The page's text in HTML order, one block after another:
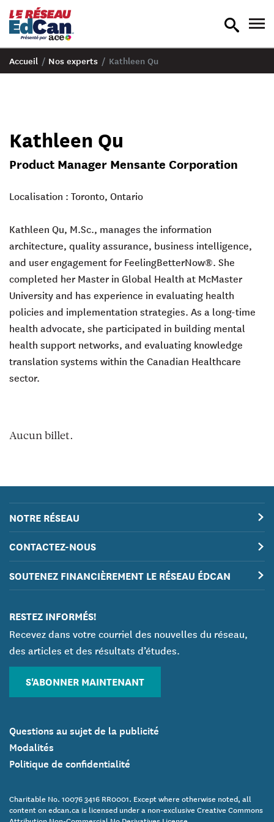
recherche
Accueil / Nos experts / Kathleen Qu
Kathleen Qu
Product Manager Mensante Corporation
Localisation : Toronto, Ontario
Kathleen Qu, M.Sc., manages the information
architecture, quality assurance, business intelligence,
and user engagement for FeelingBetterNow®. She
completed her Master in Global Health at McMaster
University and has experience in evaluating health
policies and implementation strategies. As a long-time
health advocate, she participated in building mental
health support networks, and evaluating knowledge
translation systems within the Canadian Healthcare
sector.
Aucun billet.
NOTRE RÉSEAU
CONTACTEZ-NOUS
SOUTENEZ FINANCIÈREMENT LE RÉSEAU ÉDCAN
RESTEZ INFORMÉS!
Recevez dans votre courriel des nouvelles du réseau,
des articles et des résultats d’études.
S'ABONNER MAINTENANT
Questions au sujet de la publicité
Modalités
Politique de confidentialité
Charitable No. 10076 3416 RR0001. Except where otherwise noted, all
content on edcan.ca is licensed under a non-exclusive Creative Commons